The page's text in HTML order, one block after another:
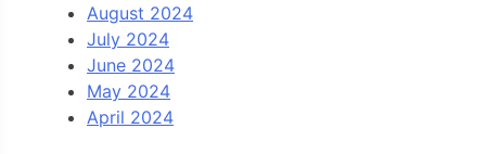
August 2024
July 2024
June 2024
May 2024
April 2024